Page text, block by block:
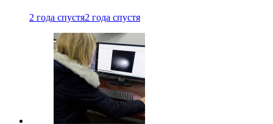
2 года спустя2 года спустя